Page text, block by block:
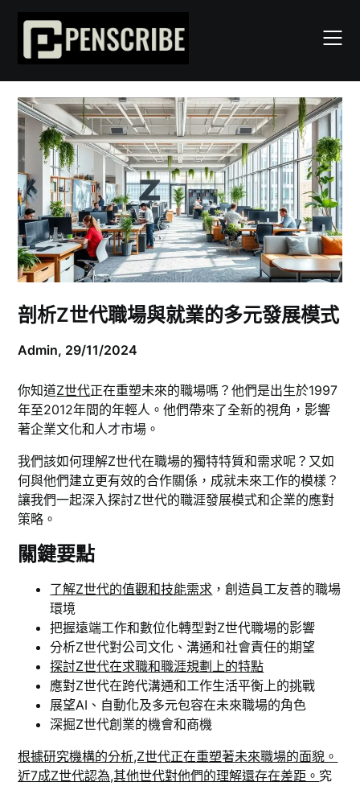
content
剖析Z世代職場與就業的多元發展模式
Admin, 29/11/2024
你知道Z世代正在重塑未來的職場嗎？他們是出生於1997
年至2012年間的年輕人。他們帶來了全新的視角，影響
著企業文化和人才市場。
我們該如何理解Z世代在職場的獨特特質和需求呢？又如
何與他們建立更有效的合作關係，成就未來工作的模樣？
讓我們一起深入探討Z世代的職涯發展模式和企業的應對
策略。
關鍵要點
了解Z世代的值觀和技能需求 ，創造員工友善的職場
環境
把握遠端工作和數位化轉型對Z世代職場的影響
分析Z世代對公司文化、溝通和社會責任的期望
探討Z世代在求職和職涯規劃上的特點
應對Z世代在跨代溝通和工作生活平衡上的挑戰
展望AI、自動化及多元包容在未來職場的角色
深掘Z世代創業的機會和商機
根據研究機構的分析,Z世代正在重塑著未來職場的面貌。
近7成Z世代認為,其他世代對他們的理解還存在差距。 究